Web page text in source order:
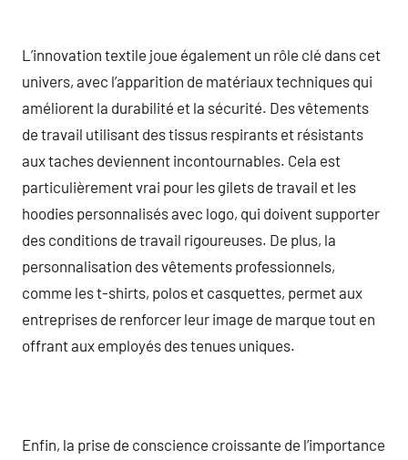
L’innovation textile joue également un rôle clé dans cet
univers, avec l’apparition de matériaux techniques qui
améliorent la durabilité et la sécurité. Des vêtements
de travail utilisant des tissus respirants et résistants
aux taches deviennent incontournables. Cela est
particulièrement vrai pour les gilets de travail et les
hoodies personnalisés avec logo, qui doivent supporter
des conditions de travail rigoureuses. De plus, la
personnalisation des vêtements professionnels,
comme les t-shirts, polos et casquettes, permet aux
entreprises de renforcer leur image de marque tout en
offrant aux employés des tenues uniques.
Enfin, la prise de conscience croissante de l’importance